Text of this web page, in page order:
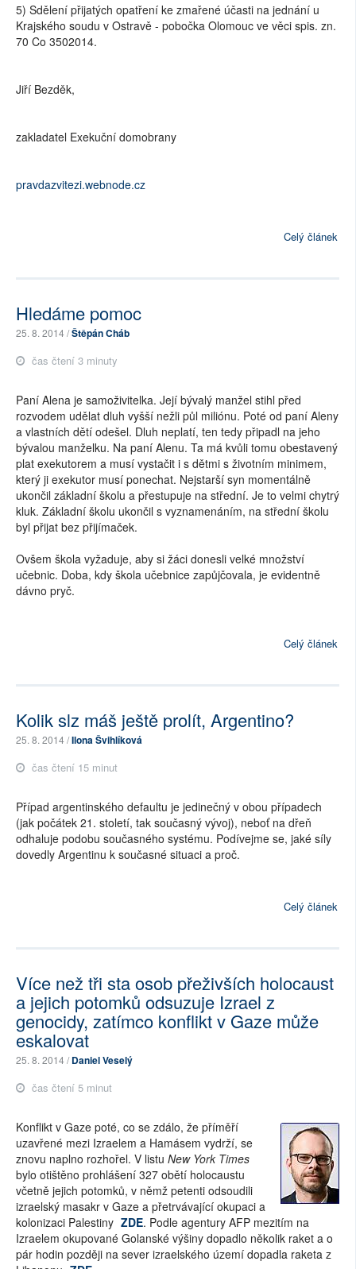
5) Sdělení přijatých opatření ke zmařené účasti na jednání u
Krajského soudu v Ostravě - pobočka Olomouc ve věci spis. zn.
70 Co 3502014.
Jiří Bezděk,
zakladatel Exekuční domobrany
pravdazvitezi.webnode.cz
Celý článek
Hledáme pomoc
25. 8. 2014 /Štěpán Cháb
čas čtení 3 minuty
Paní Alena je samoživitelka. Její bývalý manžel stihl před
rozvodem udělat dluh vyšší nežli půl miliónu. Poté od paní Aleny
a vlastních dětí odešel. Dluh neplatí, ten tedy připadl na jeho
bývalou manželku. Na paní Alenu. Ta má kvůli tomu obestavený
plat exekutorem a musí vystačit i s dětmi s životním minimem,
který ji exekutor musí ponechat. Nejstarší syn momentálně
ukončil základní školu a přestupuje na střední. Je to velmi chytrý
kluk. Základní školu ukončil s vyznamenáním, na střední školu
byl přijat bez přijímaček.
Ovšem škola vyžaduje, aby si žáci donesli velké množství
učebnic. Doba, kdy škola učebnice zapůjčovala, je evidentně
dávno pryč.
Celý článek
Kolik slz máš ještě prolít, Argentino?
25. 8. 2014 /Ilona Švihlíková
čas čtení 15 minut
Případ argentinského defaultu je jedinečný v obou případech
(jak počátek 21. století, tak současný vývoj), neboť na dřeň
odhaluje podobu současného systému. Podívejme se, jaké síly
dovedly Argentinu k současné situaci a proč.
Celý článek
Více než tři sta osob přeživších holocaust
a jejich potomků odsuzuje Izrael z
genocidy, zatímco konflikt v Gaze může
eskalovat
25. 8. 2014 /Daniel Veselý
čas čtení 5 minut
Konflikt v Gaze poté, co se zdálo, že příměří
uzavřené mezi Izraelem a Hamásem vydrží, se
znovu naplno rozhořel. V listu New York Times
bylo otištěno prohlášení 327 obětí holocaustu
včetně jejich potomků, v němž petenti odsoudili
izraelský masakr v Gaze a přetrvávající okupaci a
kolonizaci Palestiny ZDE. Podle agentury AFP mezitím na
Izraelem okupované Golanské výšiny dopadlo několik raket a o
pár hodin později na sever izraelského území dopadla raketa z